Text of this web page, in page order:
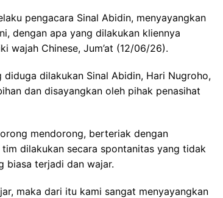
pengacara Sinal Abidin, menyayangkan
dengan apa yang dilakukan kliennya
wajah Chinese, Jum’at (12/06/26).
dilakukan Sinal Abidin, Hari Nugroho,
dan disayangkan oleh pihak penasihat
mendorong, berteriak dengan
dilakukan secara spontanitas yang tidak
biasa terjadi dan wajar.
maka dari itu kami sangat menyayangkan